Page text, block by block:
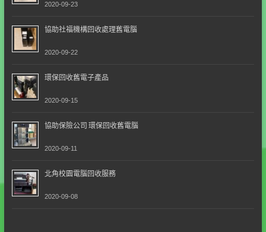
2020-09-23
協助社福機構回收處理舊電腦
2020-09-22
環保回收舊電子產品
2020-09-15
協助保險公司 環保回收舊電腦
2020-09-11
北角校園電腦回收服務
2020-09-08